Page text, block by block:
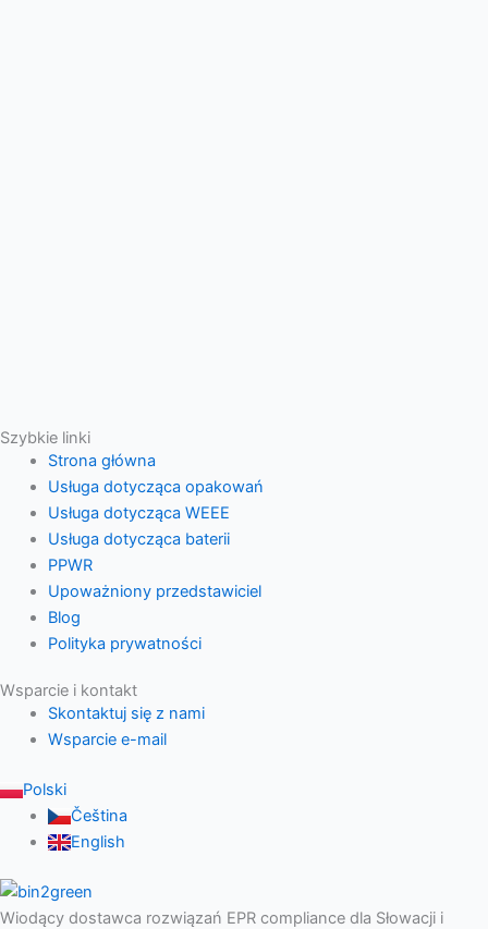
Szybkie linki
Strona główna
Usługa dotycząca opakowań
Usługa dotycząca WEEE
Usługa dotycząca baterii
PPWR
Upoważniony przedstawiciel
Blog
Polityka prywatności
Wsparcie i kontakt
Skontaktuj się z nami
Wsparcie e-mail
Polski
Čeština
English
Wiodący dostawca rozwiązań EPR compliance dla Słowacji i